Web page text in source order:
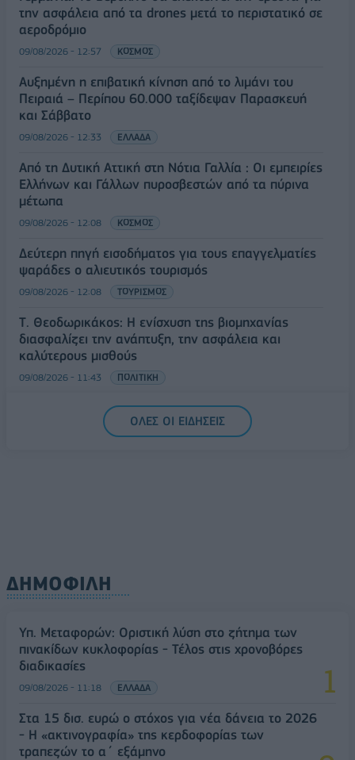
την ασφάλεια από τα drones μετά το περιστατικό σε
αεροδρόμιο
09/08/2026 - 12:57 ΚΟΣΜΟΣ
Αυξημένη η επιβατική κίνηση από το λιμάνι του
Πειραιά – Περίπου 60.000 ταξίδεψαν Παρασκευή
και Σάββατο
09/08/2026 - 12:33 ΕΛΛΑΔΑ
Από τη Δυτική Αττική στη Νότια Γαλλία : Οι εμπειρίες
Ελλήνων και Γάλλων πυροσβεστών από τα πύρινα
μέτωπα
09/08/2026 - 12:08 ΚΟΣΜΟΣ
Δεύτερη πηγή εισοδήματος για τους επαγγελματίες
ψαράδες ο αλιευτικός τουρισμός
09/08/2026 - 12:08 ΤΟΥΡΙΣΜΟΣ
Τ. Θεοδωρικάκος: Η ενίσχυση της βιομηχανίας
διασφαλίζει την ανάπτυξη, την ασφάλεια και
καλύτερους μισθούς
09/08/2026 - 11:43 ΠΟΛΙΤΙΚΗ
Υπ. Μεταφορών: Οριστική λύση στο ζήτημα των
πινακίδων κυκλοφορίας - Τέλος στις χρονοβόρες
ΟΛΕΣ ΟΙ ΕΙΔΗΣΕΙΣ
ΔΗΜΟΦΙΛΗ
Υπ. Μεταφορών: Οριστική λύση στο ζήτημα των
πινακίδων κυκλοφορίας - Τέλος στις χρονοβόρες
διαδικασίες
09/08/2026 - 11:18 ΕΛΛΑΔΑ
Στα 15 δισ. ευρώ ο στόχος για νέα δάνεια το 2026
- Η «ακτινογραφία» της κερδοφορίας των
τραπεζών το α΄ εξάμηνο